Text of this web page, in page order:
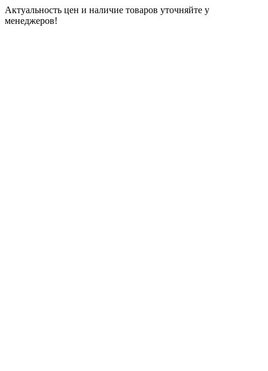
Актуальность цен и наличие товаров уточняйте у
менеджеров!